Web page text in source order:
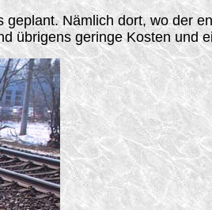
Nämlich dort, wo der
übrigens geringe Kosten und